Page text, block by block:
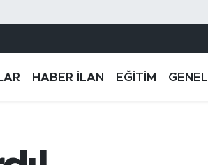
HABER İLAN EĞİTİM GENEL